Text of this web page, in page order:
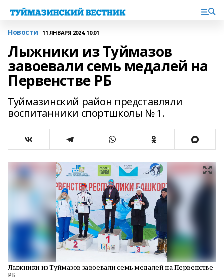
Новости 11 ЯНВАРЯ 2024, 10:01
Лыжники из Туймазов
завоевали семь медалей на
Первенстве РБ
Туймазинский район представляли
воспитанники спортшколы № 1.
Лыжники из Туймазов завоевали семь медалей на Первенстве
РБ